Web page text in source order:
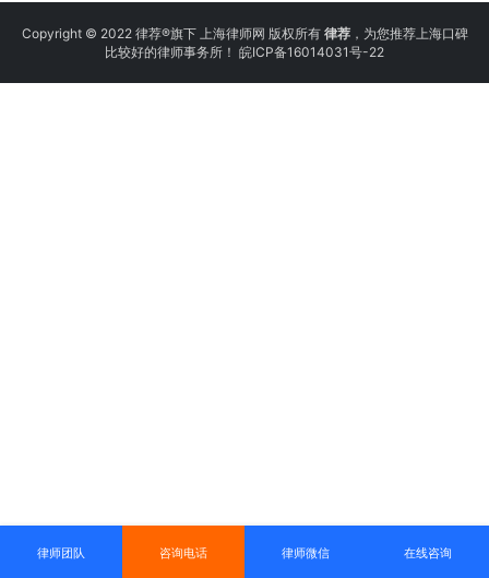
Copyright © 2022 律荐®旗下 上海律师网 版权所有 律荐，为您推荐上海口碑
比较好的律师事务所！ 皖ICP备16014031号-22
律师团队 咨询电话 律师微信 在线咨询